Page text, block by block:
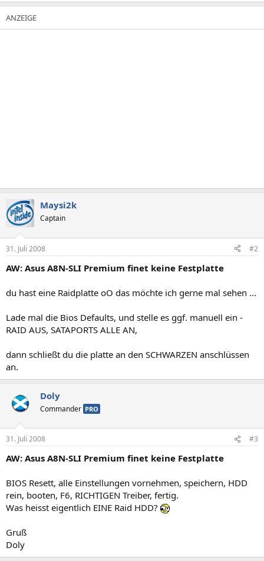
Maysi2k
Captain
31. Juli 2008 #2
AW: Asus A8N-SLI Premium finet keine Festplatte
du hast eine Raidplatte oO das möchte ich gerne mal sehen ...
Lade mal die Bios Defaults, und stelle es ggf. manuell ein -
RAID AUS, SATAPORTS ALLE AN,
dann schließt du die platte an den SCHWARZEN anschlüssen
an.
Doly
Commander PRO
31. Juli 2008 #3
AW: Asus A8N-SLI Premium finet keine Festplatte
BIOS Resett, alle Einstellungen vornehmen, speichern, HDD
rein, booten, F6, RICHTIGEN Treiber, fertig.
Was heisst eigentlich EINE Raid HDD?
Gruß
Doly